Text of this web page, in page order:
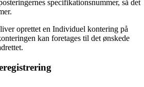
specifikationsnummer, så det
oprettet en Individuel kontering på
kan foretages til det ønskede